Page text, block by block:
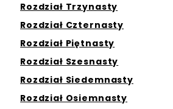
Rozdział Trzynasty
Rozdział Czternasty
Rozdział Piętnasty
Rozdział Szesnasty
Rozdział Siedemnasty
Rozdział Osiemnasty